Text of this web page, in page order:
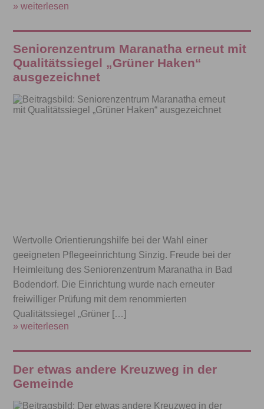
» weiterlesen
Seniorenzentrum Maranatha erneut mit
Qualitätssiegel „Grüner Haken“
ausgezeichnet
Wertvolle Orientierungshilfe bei der Wahl einer
geeigneten Pflegeeinrichtung Sinzig. Freude bei der
Heimleitung des Seniorenzentrum Maranatha in Bad
Bodendorf. Die Einrichtung wurde nach erneuter
freiwilliger Prüfung mit dem renommierten
Qualitätssiegel „Grüner […]
» weiterlesen
Der etwas andere Kreuzweg in der
Gemeinde